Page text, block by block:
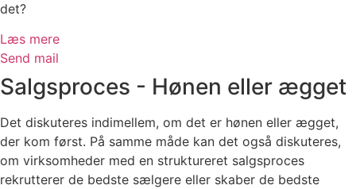
det?
Læs mere
Send mail
Salgsproces - Hønen eller ægget
Det diskuteres indimellem, om det er hønen eller ægget,
der kom først. På samme måde kan det også diskuteres,
om virksomheder med en struktureret salgsproces
rekrutterer de bedste sælgere eller skaber de bedste